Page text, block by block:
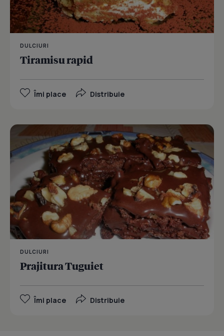
DULCIURI
Tiramisu rapid
Îmi place Distribuie
DULCIURI
Prajitura Tuguiet
Îmi place Distribuie